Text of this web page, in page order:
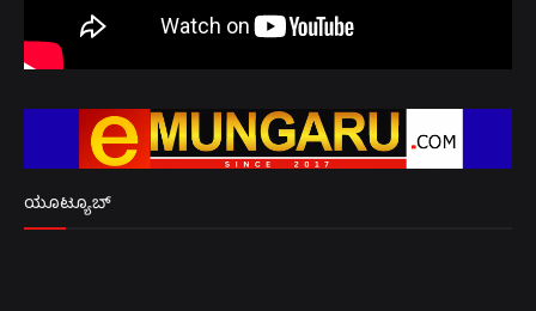
ಯೂಟ್ಯೂಬ್